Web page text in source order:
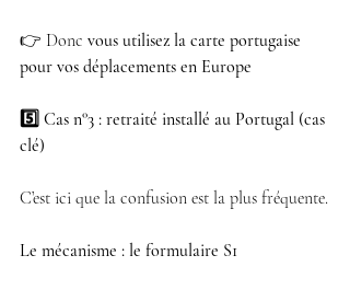
👉 Donc vous utilisez la carte portugaise
pour vos déplacements en Europe
5️⃣ Cas n°3 : retraité installé au Portugal (cas
clé)
C’est ici que la confusion est la plus fréquente.
Le mécanisme : le formulaire S1